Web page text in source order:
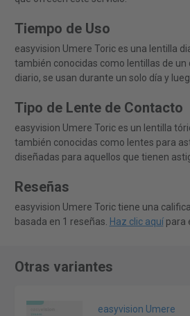
Tiempo de Uso
easyvision Umere Toric es una lentilla
también conocidas como lentillas de un
diario, se usan durante un solo día y
Tipo de Lente de Contacto
easyvision Umere Toric es un lentilla
también conocidas como lentes para
diseñadas para aquellos que tienen
Reseñas
easyvision Umere Toric tiene una
basada en 1 reseñas. Haz clic aquípara
Otras variantes
easyvision Umere